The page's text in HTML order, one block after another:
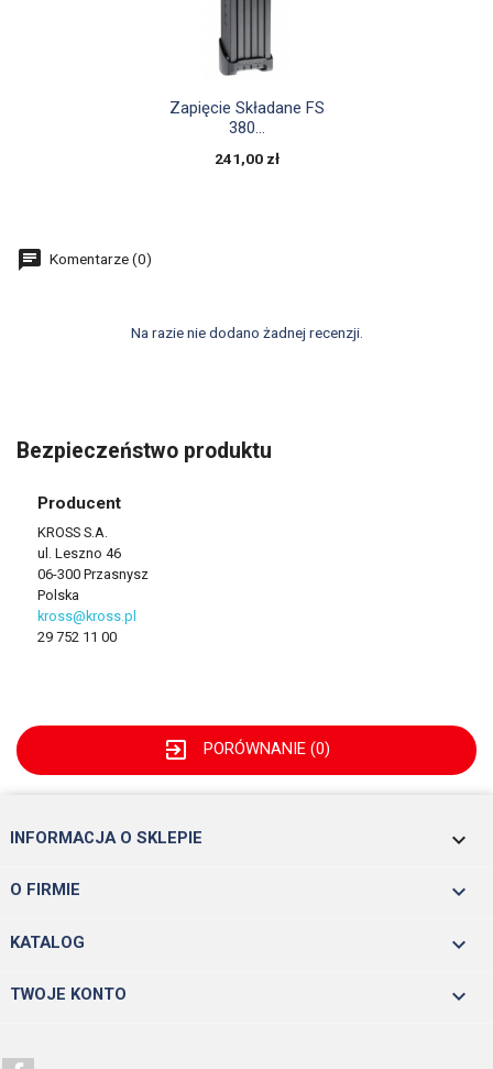
Szybki podgląd
Zapięcie Składane FS
380...
241,00 zł
Komentarze (0)
Na razie nie dodano żadnej recenzji.
Bezpieczeństwo produktu
Producent
KROSS S.A.
ul. Leszno 46
06-300 Przasnysz
Polska
kross@kross.pl
29 752 11 00
exit_to_app PORÓWNANIE (0)
INFORMACJA O SKLEPIE keyboard_arrow_down
O FIRMIE 
KATALOG 
TWOJE KONTO 